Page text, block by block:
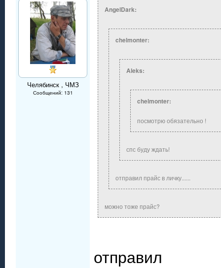
Челябинск , ЧМЗ
Сообщений: 131
AngelDark:
chelmonter:
Aleks:
chelmonter:
посмотрю обязательно !
спс буду ждать!
отправил прайс в личку......
можно тоже прайс?
отправил